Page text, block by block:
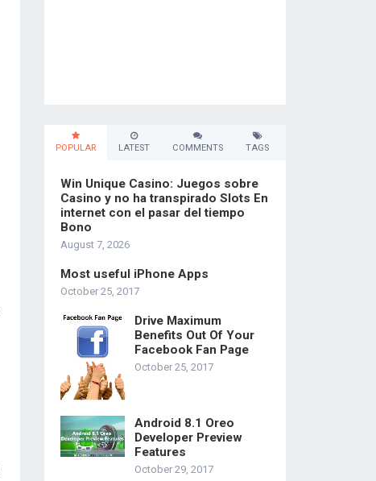
POPULAR LATEST COMMENTS TAGS
Win Unique Casino: Juegos sobre
Casino y no ha transpirado Slots En
internet con el pasar del tiempo
Bono
August 7, 2026
Most useful iPhone Apps
October 25, 2017
Drive Maximum
Benefits Out Of Your
Facebook Fan Page
October 25, 2017
Android 8.1 Oreo
Developer Preview
Features
October 29, 2017